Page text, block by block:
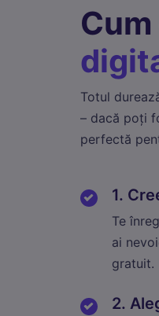
Totul
– dacă poți
perfectă
1.
Te
ai
gratuit.
2.